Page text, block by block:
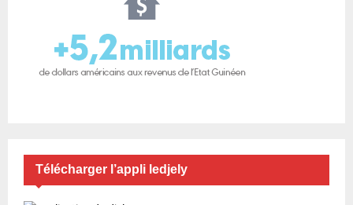
Télécharger l’appli ledjely